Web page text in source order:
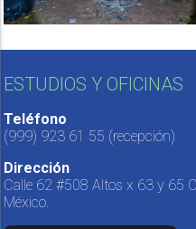
ESTUDIOS Y OFICINAS
Teléfono
(999) 923 61 55 (recepción)
Dirección
Calle 62 #508 Altos x 63 y 65
México.